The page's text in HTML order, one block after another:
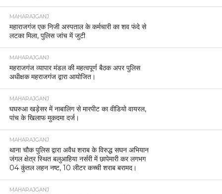
MAHARAJGANJ
महाराजगंज एक निजी अस्पताल के कर्मचारी का शव फंदे से
लटका मिला, पुलिस जांच में जुटी
MAHARAJGANJ
महराजगंज व्यापार मंडल की महत्वपूर्ण बैठक अपर पुलिस
अधीक्षक महराजगंज द्वारा आयोजित।
MAHARAJGANJ
घघरुआ खड़ेसर में नाबालिग से मारपीट का वीडियो वायरल,
पांच के खिलाफ मुकदमा दर्ज।
MAHARAJGANJ
थाना चौक पुलिस द्वारा अवैध शराब के विरुद्ध सघन अभियान
जंगल क्षेत्र स्थित बलुआहिया नर्सरी में छापेमारी कर लगभग
04 कुंतल लहन नष्ट, 10 लीटर कच्ची शराब बरामद।
MAHARAJGANJ